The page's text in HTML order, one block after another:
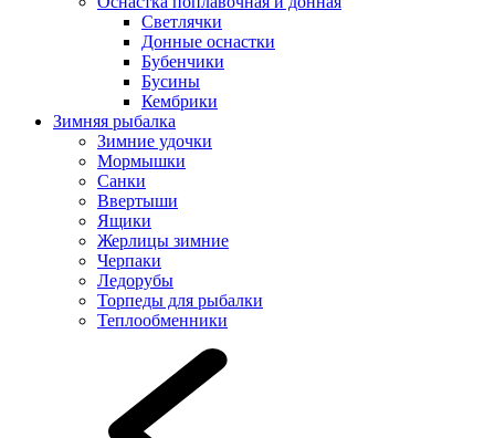
Светлячки
Донные оснастки
Бубенчики
Бусины
Кембрики
Зимняя рыбалка
Зимние удочки
Мормышки
Санки
Ввертыши
Ящики
Жерлицы зимние
Черпаки
Ледорубы
Торпеды для рыбалки
Теплообменники